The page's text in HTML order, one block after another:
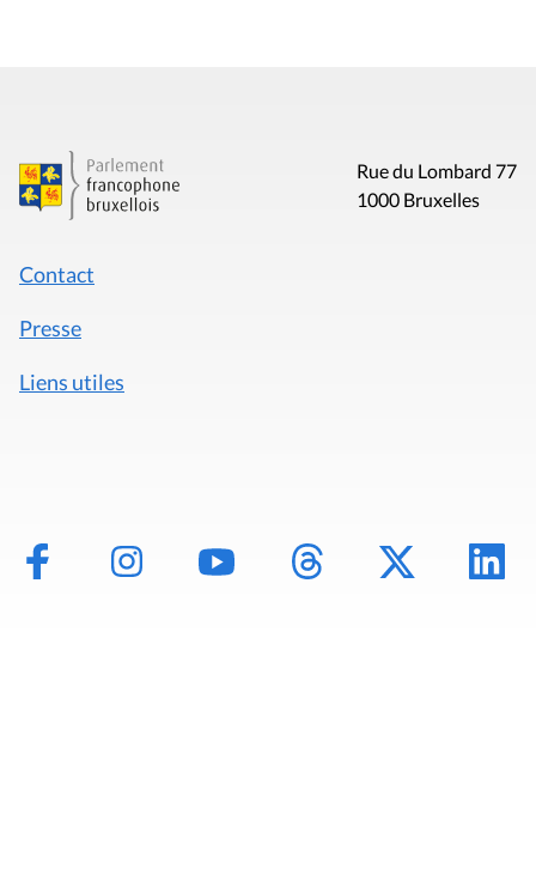
Rue du Lombard 77
1000 Bruxelles
Contact
Presse
Liens utiles